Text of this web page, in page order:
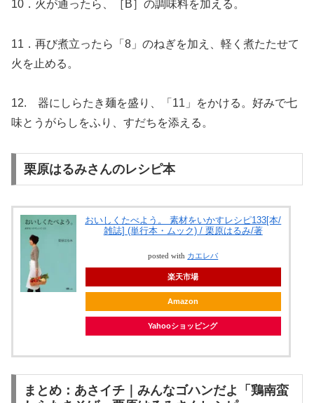
10．火が通ったら、［B］の調味料を加える。
11．再び煮立ったら「8」のねぎを加え、軽く煮たたせて
火を止める。
12. 器にしらたき麺を盛り、「11」をかける。好みで七
味とうがらしをふり、すだちを添える。
栗原はるみさんのレシピ本
おいしくたべよう。 素材をいかすレシピ133[本/
雑誌] (単行本・ムック) / 栗原はるみ/著
posted with カエレバ
楽天市場
Amazon
Yahooショッピング
まとめ：あさイチ｜みんなゴハンだよ「鶏南蛮